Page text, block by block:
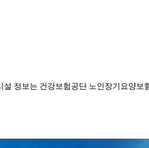
정보는 건강보험공단 노인장기요양